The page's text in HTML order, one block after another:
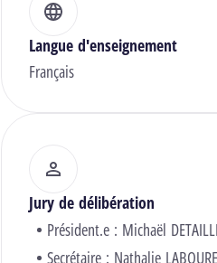
Langue d'enseignement
Français
Jury de délibération
Président.e : Michaël
Secrétaire : Nathalie